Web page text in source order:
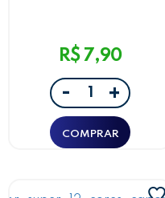
R$ 7,90
- +